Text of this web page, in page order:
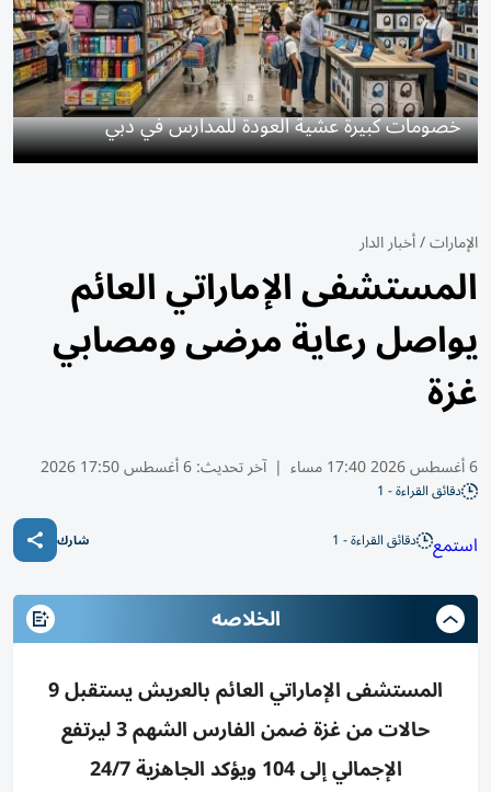
خصومات كبيرة عشية العودة للمدارس في دبي
الإمارات/أخبار الدار
المستشفى الإماراتي العائم
يواصل رعاية مرضى ومصابي
غزة
6 أغسطس 2026 17:40 مساء | آخر تحديث:6 أغسطس 17:50 2026
دقائق القراءة - 1
استمع دقائق القراءة - 1 شارك
الخلاصه
المستشفى الإماراتي العائم بالعريش يستقبل 9
حالات من غزة ضمن الفارس الشهم 3 ليرتفع
الإجمالي إلى 104 ويؤكد الجاهزية 24/7